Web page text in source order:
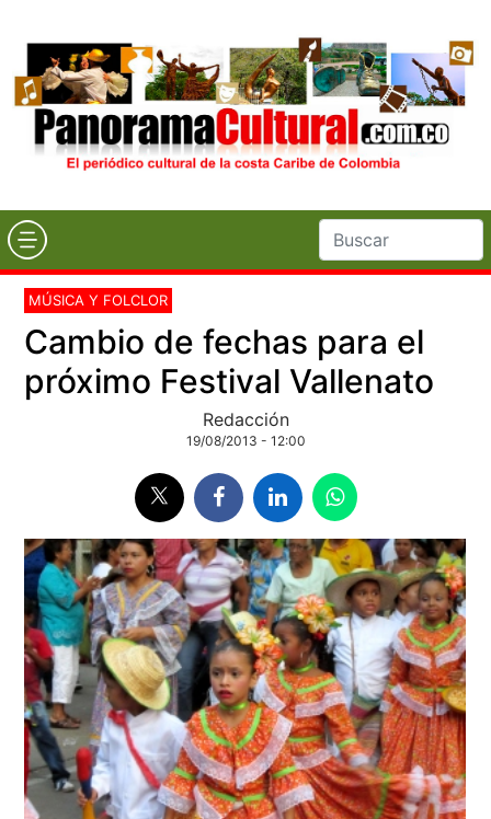
MÚSICA Y FOLCLOR
Cambio de fechas para el
próximo Festival Vallenato
Redacción
19/08/2013 - 12:00